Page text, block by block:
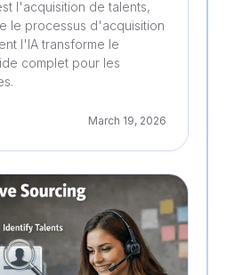
l'acquisition de talents,
le processus d'acquisition
l'IA transforme le
complet pour les
March 19, 2026